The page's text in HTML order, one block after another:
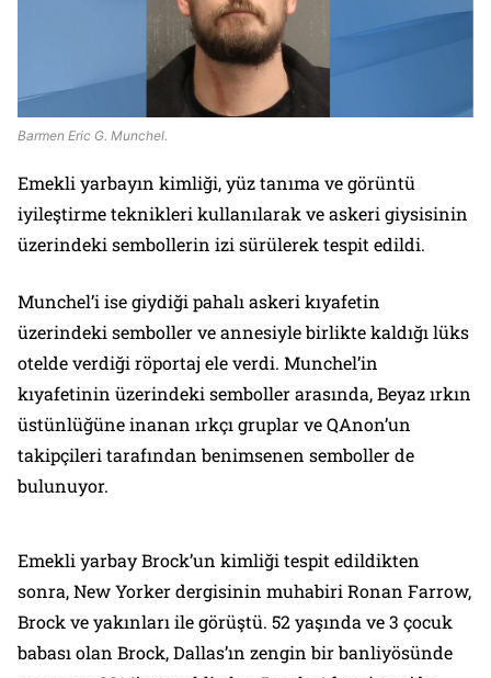
Barmen Eric G. Munchel.
Emekli yarbayın kimliği, yüz tanıma ve görüntü
iyileştirme teknikleri kullanılarak ve askeri giysisinin
üzerindeki sembollerin izi sürülerek tespit edildi.
Munchel’i ise giydiği pahalı askeri kıyafetin
üzerindeki semboller ve annesiyle birlikte kaldığı lüks
otelde verdiği röportaj ele verdi. Munchel’in
kıyafetinin üzerindeki semboller arasında, Beyaz ırkın
üstünlüğüne inanan ırkçı gruplar ve QAnon’un
takipçileri tarafından benimsenen semboller de
bulunuyor.
Emekli yarbay Brock’un kimliği tespit edildikten
sonra, New Yorker dergisinin muhabiri Ronan Farrow,
Brock ve yakınları ile görüştü. 52 yaşında ve 3 çocuk
babası olan Brock, Dallas’ın zengin bir banliyösünde